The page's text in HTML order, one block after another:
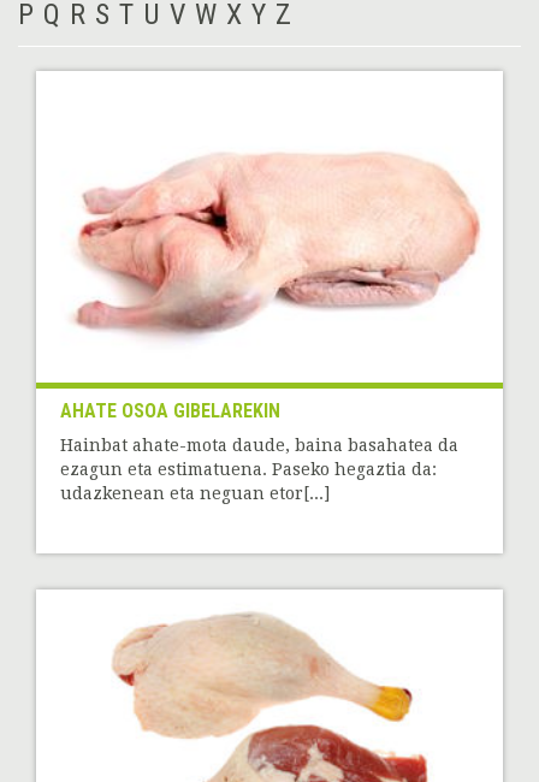
P Q R S T U V W X Y Z
AHATE OSOA GIBELAREKIN
Hainbat ahate-mota daude, baina basahatea da
ezagun eta estimatuena. Paseko hegaztia da:
udazkenean eta neguan etor[...]